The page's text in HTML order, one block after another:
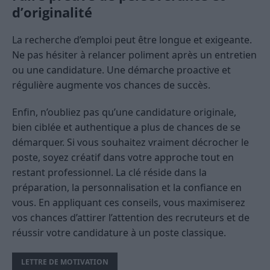
d’originalité
La recherche d’emploi peut être longue et exigeante.
Ne pas hésiter à relancer poliment après un entretien
ou une candidature. Une démarche proactive et
régulière augmente vos chances de succès.
Enfin, n’oubliez pas qu’une candidature originale,
bien ciblée et authentique a plus de chances de se
démarquer. Si vous souhaitez vraiment décrocher le
poste, soyez créatif dans votre approche tout en
restant professionnel. La clé réside dans la
préparation, la personnalisation et la confiance en
vous. En appliquant ces conseils, vous maximiserez
vos chances d’attirer l’attention des recruteurs et de
réussir votre candidature à un poste classique.
LETTRE DE MOTIVATION